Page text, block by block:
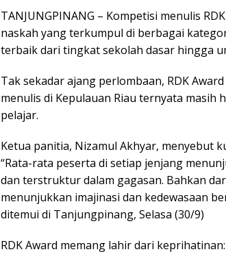
TANJUNGPINANG – Kompetisi menulis
naskah yang terkumpul di berbagai
terbaik dari tingkat sekolah dasar hingga
Tak sekadar ajang perlombaan, RDK
menulis di Kepulauan Riau ternyata
pelajar.
Ketua panitia, Nizamul Akhyar, menyebut
“Rata-rata peserta di setiap jenjang
dan terstruktur dalam gagasan. Bahkan
menunjukkan imajinasi dan kedewasaan
ditemui di Tanjungpinang, Selasa (30/9)
RDK Award memang lahir dari